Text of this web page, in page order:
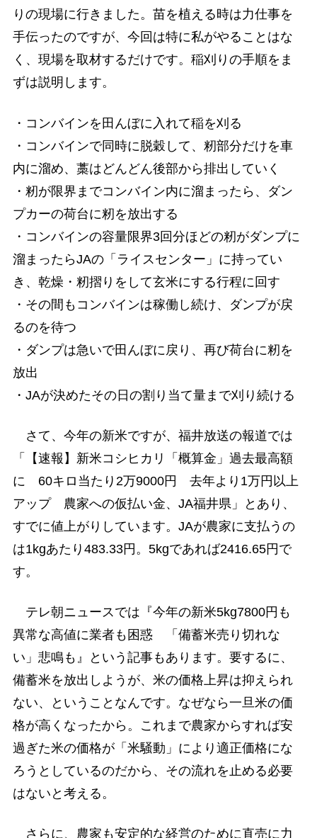
りの現場に行きました。苗を植える時は力仕事を
手伝ったのですが、今回は特に私がやることはな
く、現場を取材するだけです。稲刈りの手順をま
ずは説明します。
・コンバインを田んぼに入れて稲を刈る
・コンバインで同時に脱穀して、籾部分だけを車
内に溜め、藁はどんどん後部から排出していく
・籾が限界までコンバイン内に溜まったら、ダン
プカーの荷台に籾を放出する
・コンバインの容量限界3回分ほどの籾がダンプに
溜まったらJAの「ライスセンター」に持ってい
き、乾燥・籾摺りをして玄米にする行程に回す
・その間もコンバインは稼働し続け、ダンプが戻
るのを待つ
・ダンプは急いで田んぼに戻り、再び荷台に籾を
放出
・JAが決めたその日の割り当て量まで刈り続ける
さて、今年の新米ですが、福井放送の報道では
「【速報】新米コシヒカリ「概算金」過去最高額
に 60キロ当たり2万9000円 去年より1万円以上
アップ 農家への仮払い金、JA福井県」とあり、
すでに値上がりしています。JAが農家に支払うの
は1kgあたり483.33円。5kgであれば2416.65円で
す。
テレ朝ニュースでは『今年の新米5kg7800円も
異常な高値に業者も困惑 「備蓄米売り切れな
い」悲鳴も』という記事もあります。要するに、
備蓄米を放出しようが、米の価格上昇は抑えられ
ない、ということなんです。なぜなら一旦米の価
格が高くなったから。これまで農家からすれば安
過ぎた米の価格が「米騒動」により適正価格にな
ろうとしているのだから、その流れを止める必要
はないと考える。
さらに、農家も安定的な経営のために直売に力